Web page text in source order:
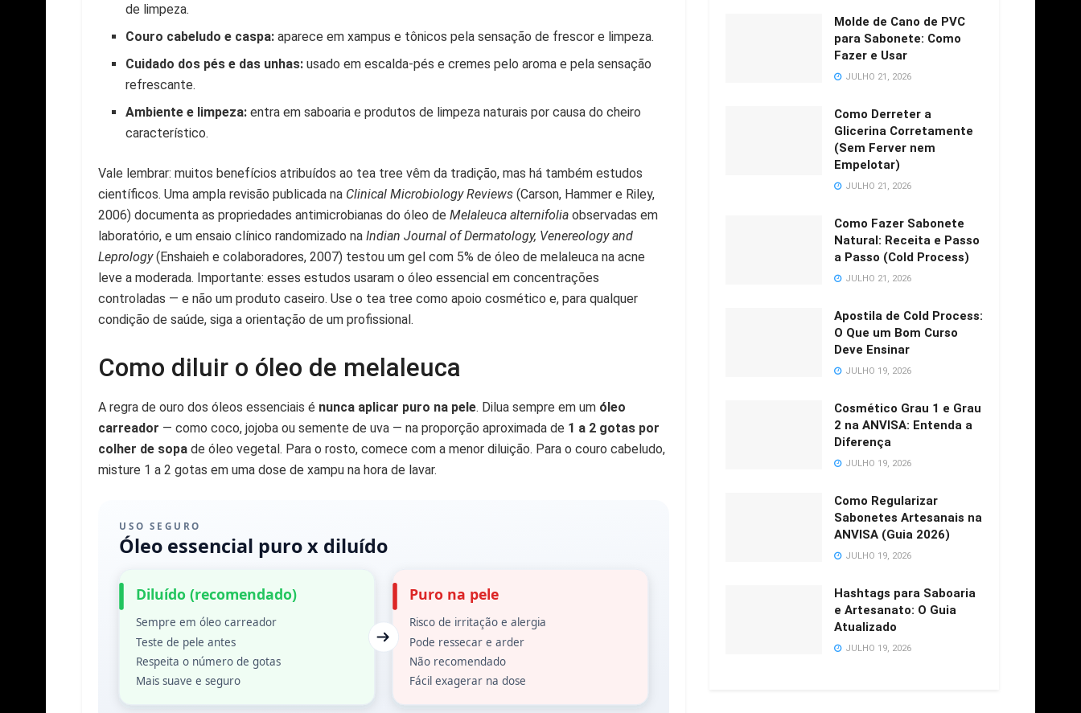
de limpeza.
Couro cabeludo e caspa: aparece em xampus e tônicos pela sensação de frescor e limpeza.
Cuidado dos pés e das unhas: usado em escalda-pés e cremes pelo aroma e pela sensação
refrescante.
Ambiente e limpeza: entra em saboaria e produtos de limpeza naturais por causa do cheiro
característico.
Vale lembrar: muitos benefícios atribuídos ao tea tree vêm da tradição, mas há também estudos
científicos. Uma ampla revisão publicada na Clinical Microbiology Reviews (Carson, Hammer e Riley,
2006) documenta as propriedades antimicrobianas do óleo de Melaleuca alternifolia observadas em
laboratório, e um ensaio clínico randomizado na Indian Journal of Dermatology, Venereology and
Leprology(Enshaieh e colaboradores, 2007) testou um gel com 5% de óleo de melaleuca na acne
leve a moderada. Importante: esses estudos usaram o óleo essencial em concentrações
controladas — e não um produto caseiro. Use o tea tree como apoio cosmético e, para qualquer
condição de saúde, siga a orientação de um profissional.
Como diluir o óleo de melaleuca
A regra de ouro dos óleos essenciais é nunca aplicar puro na pele. Dilua sempre em um óleo
carreador — como coco, jojoba ou semente de uva — na proporção aproximada de 1 a 2 gotas por
colher de sopa de óleo vegetal. Para o rosto, comece com a menor diluição. Para o couro cabeludo,
misture 1 a 2 gotas em uma dose de xampu na hora de lavar.
USO SEGURO
Óleo essencial puro x diluído
Diluído (recomendado)
Sempre em óleo carreador
Teste de pele antes
Respeita o número de gotas
Mais suave e seguro
Puro na pele
Risco de irritação e alergia
Pode ressecar e arder
Não recomendado
Fácil exagerar na dose
Molde de Cano de PVC
para Sabonete: Como
Fazer e Usar
JULHO 21, 2026
Como Derreter a
Glicerina Corretamente
(Sem Ferver nem
Empelotar)
JULHO 21, 2026
Como Fazer Sabonete
Natural: Receita e Passo
a Passo (Cold Process)
JULHO 21, 2026
Apostila de Cold Process:
O Que um Bom Curso
Deve Ensinar
JULHO 19, 2026
Cosmético Grau 1 e Grau
2 na ANVISA: Entenda a
Diferença
JULHO 19, 2026
Como Regularizar
Sabonetes Artesanais na
ANVISA (Guia 2026)
JULHO 19, 2026
Hashtags para Saboaria
e Artesanato: O Guia
Atualizado
JULHO 19, 2026